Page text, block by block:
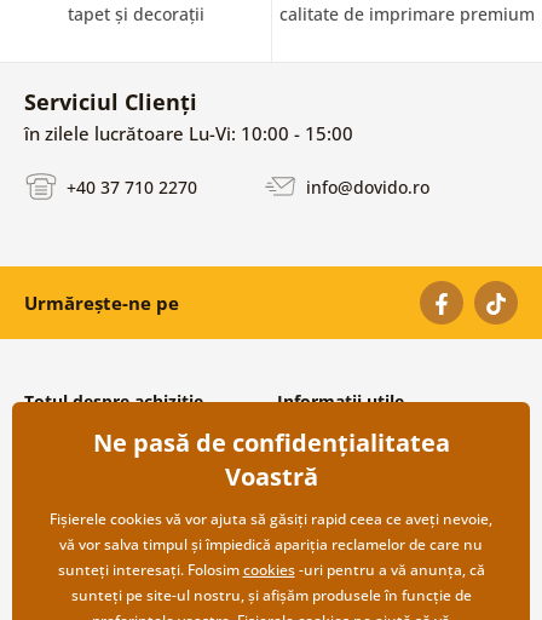
tapet și decorații calitate de imprimare premium
Serviciul Clienți
în zilele lucrătoare Lu-Vi: 10:00 - 15:00
+40 37 710 2270 info@dovido.ro
Urmărește-ne pe
Totul despre achiziție
Condiții și termeni generali
Protecția datelor personale
Transport și modalități de plată
Returnare
Informații utile
Despre noi
Întrebări frecvente
Contacte
Cooperare angro
Ne pasă de confidențialitatea
Voastră
Fișierele cookies vă vor ajuta să găsiți rapid ceea ce aveți nevoie,
vă vor salva timpul și împiedică apariția reclamelor de care nu
sunteți interesați. Folosimcookies-uri pentru a vă anunța, că
sunteți pe site-ul nostru, și afișăm produsele în funcție de